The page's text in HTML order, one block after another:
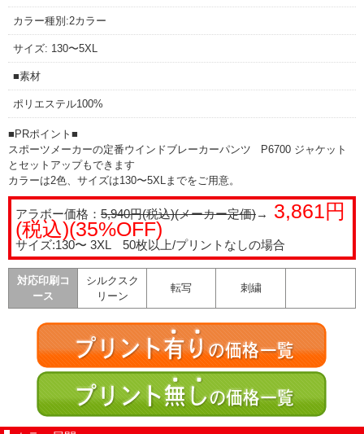
カラー種別:2カラー
サイズ: 130〜5XL
■素材
ポリエステル100%
■PRポイント■
スポーツメーカーの定番ウインドブレーカーパンツ P6700 ジャケット
とセットアップもできます
カラーは2色、サイズは130〜5XLまでをご用意。
アラボー価格： 5,940円(税込)(メーカー定価)→ 3,861円
(税込)(35%OFF)
サイズ:130〜 3XL 50枚以上/プリントなしの場合
対応印刷コ
ース
シルクスク
リーン
転写 刺繍